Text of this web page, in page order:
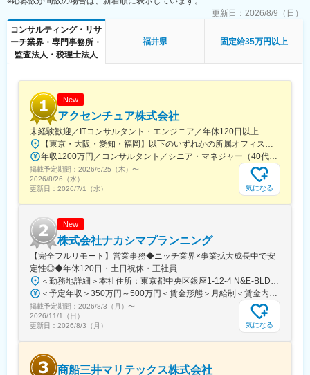
場対応が必須になっています。そうした環境下で、わたしたちブ
リッジは「売上拡大の仕組み化」と「DX人材育成」のサポートを
通じて、クライアントのビジネス成長を後押ししています。
・各企業において待ったなしの「DX推進」のための人材育成。営
業プロセスをリレーするマーケティング、営業、カスタマーサク
運用とDX推進に必要な人材のリスキリング・育成にも注力してい
ます。
■当社の特徴：
当社はこれまでに300社以上の日本企業の法人営業改革を成功に
導いてきました。その実績としてインサイドセールス市場におい
てトップクラスシェアを維持。
2002年の創業以来、培った実績と知見、最先端のデジタルテクノ
ロジーを活用し、営業部門のパフォーマンス向上と売上拡大の新
しい仕組みを提供しています。
更新日： 2026/8/9（日）
コンサルティング・リサ
ーチ業界・専門事務所・
監査法人・税理士法人
福井県 固定給35万円以上
New
アクセンチュア株式会社
未経験歓迎／ITコンサルタント・エンジニア／年休120日以上
掲載予定期間： 2026/6/25（木） 〜
2026/8/26（水）
更新日： 2026/7/1（水） 気になる
New
株式会社ナカシマプランニング
【完全フルリモート】営業事務◆ニッチ業界×事業拡大成長中で安
定性◎◆年休120日・土日祝休・正社員
掲載予定期間： 2026/8/3（月） 〜
2026/11/1（日）
更新日： 2026/8/3（月） 気になる
商船三井マリテックス株式会社